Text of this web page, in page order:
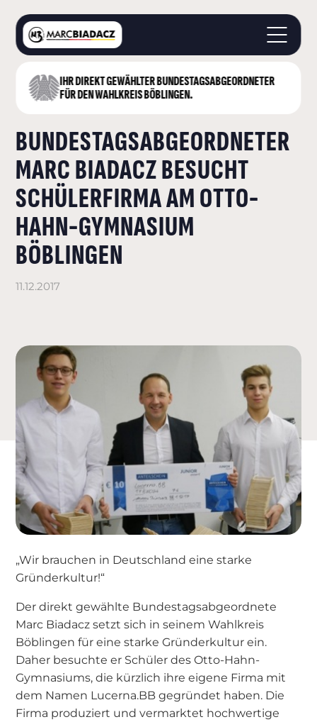
IHR DIREKT GEWÄHLTER BUNDESTAGS­ABGEORDNETER
FÜR DEN WAHLKREIS BÖBLINGEN.
STARTSEITE
LANDKREIS BÖBLINGEN
DEUTSCHER BUNDESTAG
AKTUELLES
KONTAKT
BUNDESTAGSABGEORDNETER
MARC BIADACZ BESUCHT
SCHÜLERFIRMA AM OTTO-
HAHN-GYMNASIUM
BÖBLINGEN
11.12.2017
„Wir brauchen in Deutschland eine starke
Gründerkultur!“
Der direkt gewählte Bundestagsabgeordnete
Marc Biadacz setzt sich in seinem Wahlkreis
Böblingen für eine starke Gründerkultur ein.
Daher besuchte er Schüler des Otto-Hahn-
Gymnasiums, die kürzlich ihre eigene Firma mit
dem Namen Lucerna.BB gegründet haben. Die
Firma produziert und vermarktet hochwertige